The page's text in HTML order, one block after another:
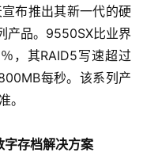
布推出其新一代的硬
产品。9550SX比业界
，其RAID5写速超过
每秒。该系列产
。
字存档解决方案